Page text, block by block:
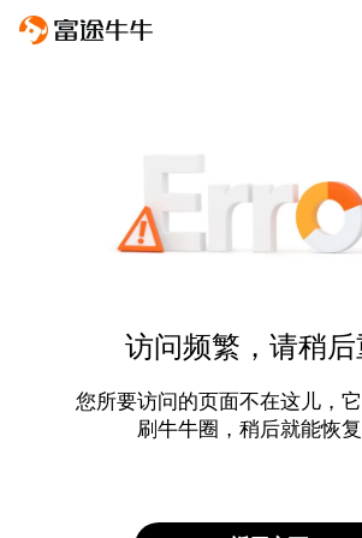
访问频繁，请稍后
您所要访问的页面不在这儿，
刷牛牛圈，稍后就能恢